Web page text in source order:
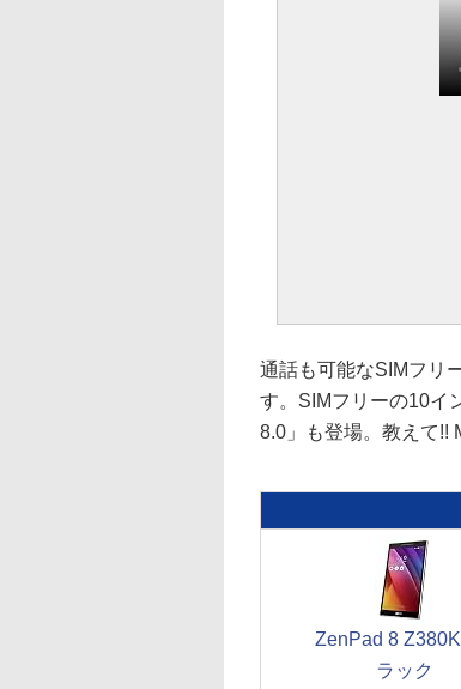
通話も可能なSIMフリ
す。SIMフリーの10イ
8.0」も登場。教えて!!
ZenPad 8
ラック